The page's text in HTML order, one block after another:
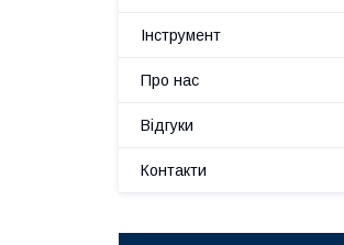
Інструмент
Про нас
Відгуки
Контакти